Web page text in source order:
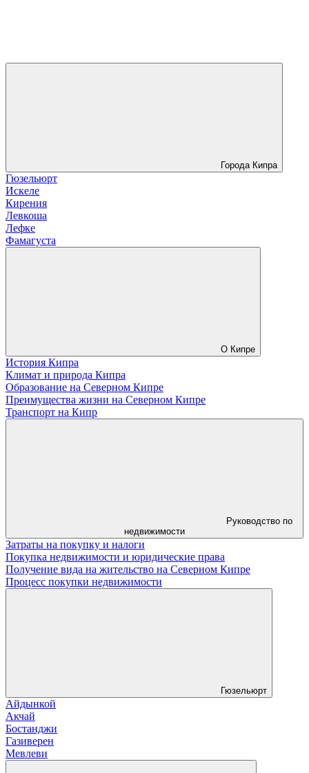
Города Кипра
Гюзельюрт
Искеле
Кирения
Левкоша
Лефке
Фамагуста
О Кипре
История Кипра
Климат и природа Кипра
Образование на Северном Кипре
Преимущества жизни на Северном Кипре
Транспорт на Кипр
Руководство по
недвижимости
Затраты на покупку и налоги
Покупка недвижимости и юридические права
Получение вида на жительство на Северном Кипре
Процесс покупки недвижимости
Гюзельюрт
Айдынкой
Акчай
Бостанджи
Газиверен
Мевлеви